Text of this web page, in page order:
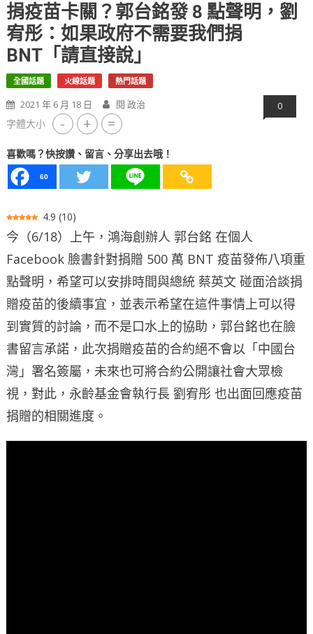
捐疫苗卡關？郭台銘發 8 點聲明，劉
宥彤：如果政府不需要我們捐
BNT「請直接說」
全國話題 火線話題 熱門話題
2021 年 6 月 18 日 閱 政治 0
字體大小 - + =
喜歡嗎？快按讚、留言、分享出去哦！
60
4.9 (10)
今（6/18）上午，鴻海創辦人 郭台銘 在個人
Facebook 臉書針對捐贈 500 萬 BNT 疫苗發佈八項重
點聲明，希望可以安排時間與總統 蔡英文 碰面洽談捐
贈疫苗的後續事宜，並表示希望在這件事情上可以得
到實質的討論，而不是口水上的協助，郭台銘也在臉
書留言承諾，此次捐贈疫苗的合約絕不會以「中國台
灣」署名簽屬，未來也可將合約公開讓社會大眾檢
視，對此，永齡基金會執行長 劉宥彤 也出面回應疫苗
捐贈的相關進度。